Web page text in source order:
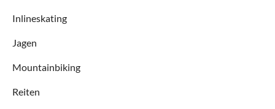
Inlineskating
Jagen
Mountainbiking
Reiten